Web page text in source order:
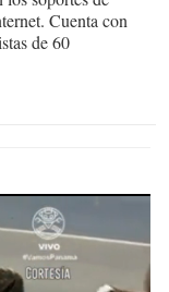
Cuenta con
de 60